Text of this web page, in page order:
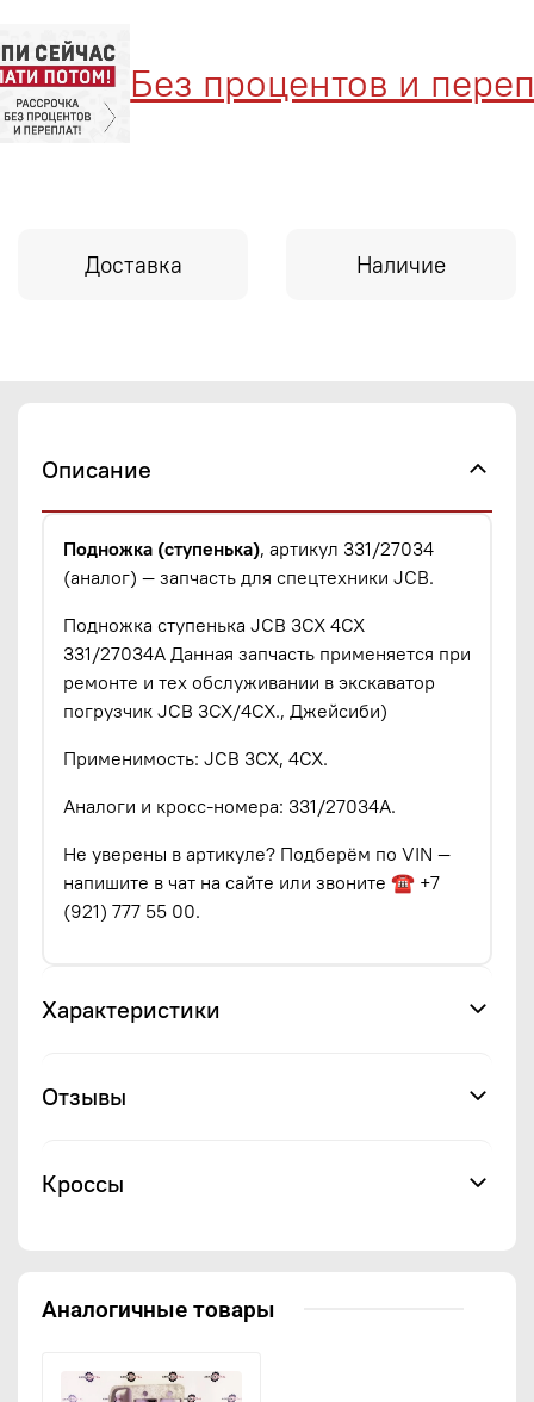
Без процентов и
Доставка Наличие
Описание
Подножка (ступенька), артикул 331/27034
(аналог) — запчасть для спецтехники JCB.
Подножка ступенька JCB 3CX 4CX
331/27034A Данная запчасть применяется при
ремонте и тех обслуживании в экскаватор
погрузчик JCB 3CX/4CX., Джейсиби)
Применимость: JCB 3CX, 4CX.
Аналоги и кросс-номера: 331/27034A.
Не уверены в артикуле? Подберём по VIN —
напишите в чат на сайте или звоните ☎ +7
(921) 777 55 00.
Характеристики
Отзывы
Кроссы
Аналогичные товары